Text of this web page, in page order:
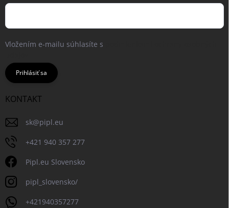
Vložením e-mailu súhlasíte s
Prihlásiť sa
KONTAKT
sk@pipl.eu
+421 940 357 277
Pipl.eu Slovensko
pipl_slovensko/
+421940357277